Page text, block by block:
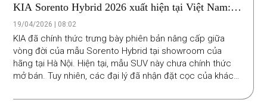
KIA Sorento Hybrid 2026 xuất hiện tại Việt Nam:
Dự kiến giao xe từ tháng 8 với giá khoảng 1,6 tỷ
đồng
19/04/2026 | 08:02
KIA đã chính thức trưng bày phiên bản nâng cấp giữa
vòng đời của mẫu Sorento Hybrid tại showroom của
hãng tại Hà Nội. Hiện tại, mẫu SUV này chưa chính thức
mở bán. Tuy nhiên, các đại lý đã nhận đặt cọc của khách